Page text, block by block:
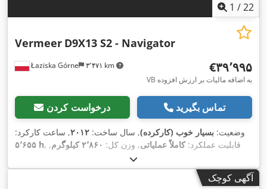
1 /22
Łaziska Górne ۳٬۴۷۱ km
Vermeer D9X13 S2 - Navigator
‎€۳۹٬۹۹۵
VB به اضافه مالیات بر ارزش افزوده
درخواست کردن تماس بگیرید
وضعیت: بسیار خوب (کارکرده), سال ساخت: ۲۰۱۲, ساعت کارکرد:
۵٬۶۵۵ h
, قابلیت عملکرد:کاملاً عملیاتی, وزن کل: ۲٬۸۶۰ کیلوگرم
,
, پیکربندی محور:
۲٬۸۶۰ کیلوگرم
, مصرف سوخت (شهری):۵ لیتر/۱۰۰ کیلومتر
,
سوخت:
آگهی کوچک